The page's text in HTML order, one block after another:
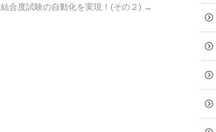
結合度試験の自動化を実現！(その２) →